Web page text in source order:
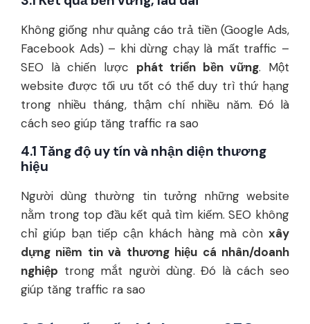
Không giống như quảng cáo trả tiền (Google Ads,
Facebook Ads) – khi dừng chạy là mất traffic –
SEO là chiến lược phát triển bền vững. Một
website được tối ưu tốt có thể duy trì thứ hạng
trong nhiều tháng, thậm chí nhiều năm. Đó là
cách seo giúp tăng traffic ra sao
4.1 Tăng độ uy tín và nhận diện thương
hiệu
Người dùng thường tin tưởng những website
nằm trong top đầu kết quả tìm kiếm. SEO không
chỉ giúp bạn tiếp cận khách hàng mà còn xây
dựng niềm tin và thương hiệu cá nhân/doanh
nghiệp trong mắt người dùng. Đó là cách seo
giúp tăng traffic ra sao